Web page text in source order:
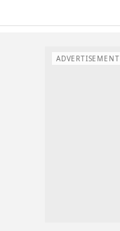
ADVERTISEMENT